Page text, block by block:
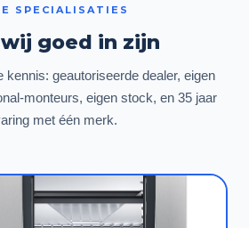
SPECIALISATIES
goed in zijn
kennis: geautoriseerde dealer, eigen
monteurs, eigen stock, en 35 jaar
met één merk.